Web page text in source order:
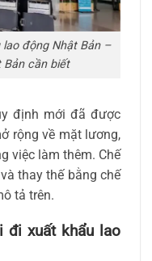
động Nhật Bản –
Bản cần biết
định mới đã được
rộng về mặt lương,
việc làm thêm. Chế
thay thế bằng chế
tả trên.
đi xuất khẩu lao